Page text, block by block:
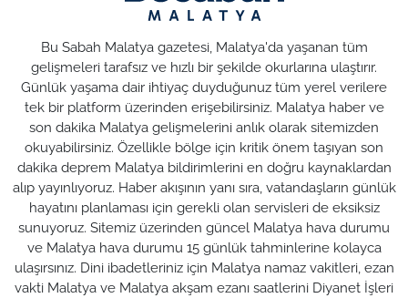
Bu Sabah Malatya gazetesi, Malatya'da yaşanan tüm
gelişmeleri tarafsız ve hızlı bir şekilde okurlarına ulaştırır.
Günlük yaşama dair ihtiyaç duyduğunuz tüm yerel verilere
tek bir platform üzerinden erişebilirsiniz. Malatya haber ve
son dakika Malatya gelişmelerini anlık olarak sitemizden
okuyabilirsiniz. Özellikle bölge için kritik önem taşıyan son
dakika deprem Malatya bildirimlerini en doğru kaynaklardan
alıp yayınlıyoruz. Haber akışının yanı sıra, vatandaşların günlük
hayatını planlaması için gerekli olan servisleri de eksiksiz
sunuyoruz. Sitemiz üzerinden güncel Malatya hava durumu
ve Malatya hava durumu 15 günlük tahminlerine kolayca
ulaşırsınız. Dini ibadetleriniz için Malatya namaz vakitleri, ezan
vakti Malatya ve Malatya akşam ezanı saatlerini Diyanet İşleri